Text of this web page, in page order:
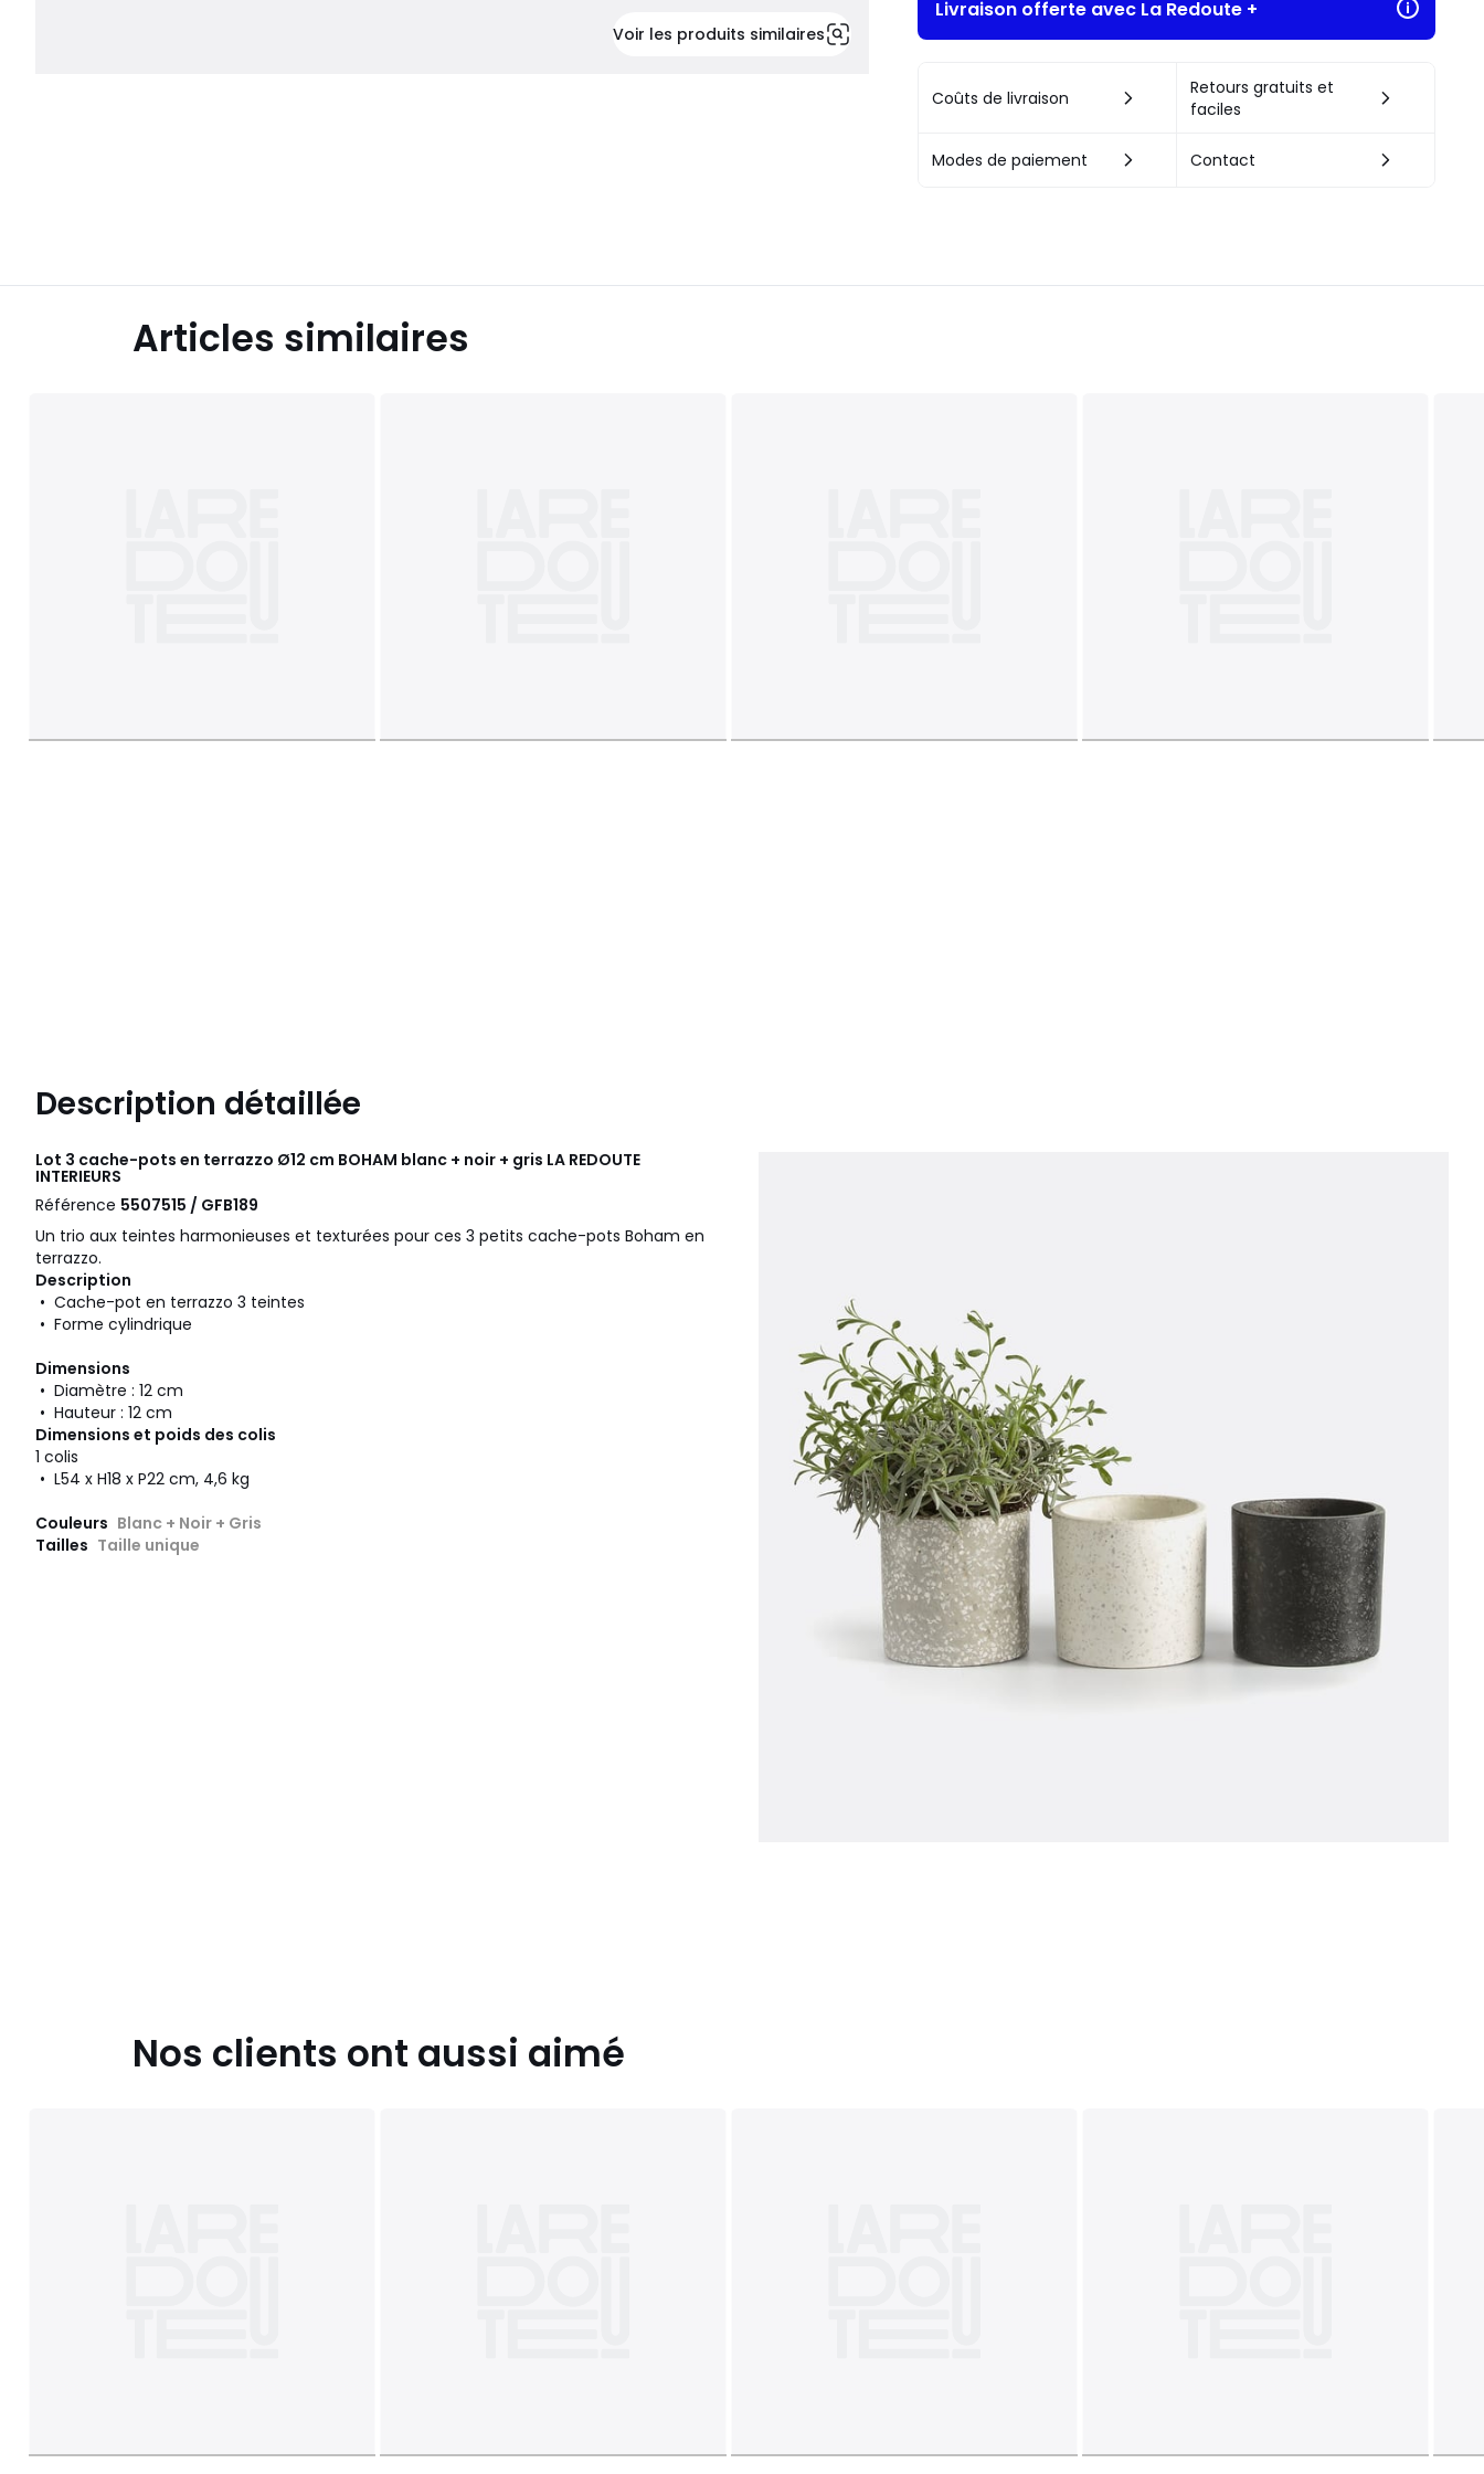
Voir les produits similaires
Livraison offerte avec La Redoute +
Coûts de livraison
Retours gratuits et
faciles
Modes de paiement Contact
Articles similaires
Description détaillée
Lot 3 cache-pots en terrazzo Ø12 cm BOHAM blanc + noir + gris LA REDOUTE
INTERIEURS
Référence 5507515 / GFB189
Un trio aux teintes harmonieuses et texturées pour ces 3 petits cache-pots Boham en
terrazzo.
Description
• Cache-pot en terrazzo 3 teintes
• Forme cylindrique
Dimensions
• Diamètre : 12 cm
• Hauteur : 12 cm
Dimensions et poids des colis
1 colis
• L54 x H18 x P22 cm, 4,6 kg
Couleurs Blanc + Noir + Gris
Tailles Taille unique
Nos clients ont aussi aimé